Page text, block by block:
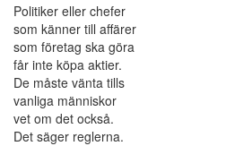
Politiker eller chefer
som känner till affärer
som företag ska göra
får inte köpa aktier.
De måste vänta tills
vanliga människor
vet om det också.
Det säger reglerna.